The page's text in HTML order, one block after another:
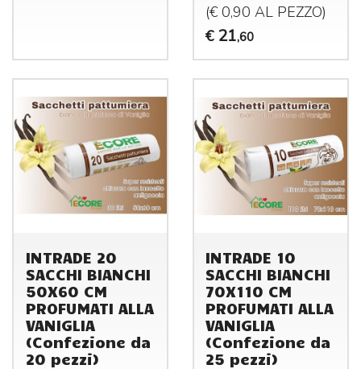
(€ 0,90 AL PEZZO)
€ 21,60
INTRADE 20
SACCHI BIANCHI
50X60 CM
PROFUMATI ALLA
VANIGLIA
(Confezione da
20 pezzi)
INTRADE 10
SACCHI BIANCHI
70X110 CM
PROFUMATI ALLA
VANIGLIA
(Confezione da
25 pezzi)